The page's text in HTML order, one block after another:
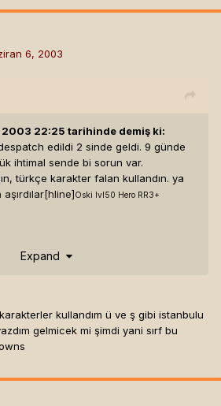
6, 2003
22:25 tarihinde demiş ki:
edildi 2 sinde geldi. 9 günde
ihtimal sende bi sorun var.
türkçe karakter falan kullandın. ya
Oski lvl50 Hero RR3+
Expand
kullandım ü ve ş gibi istanbulu
gelmicek mi şimdi yani sırf bu